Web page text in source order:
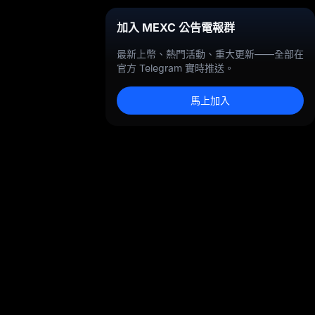
加入 MEXC 公告電報群
最新上幣、熱門活動、重大更新——全部在
官方 Telegram 實時推送。
馬上加入